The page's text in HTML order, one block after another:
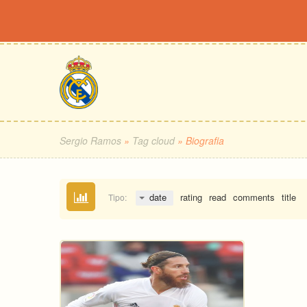
Sergio Ramos » Tag cloud » Biografia
Tipo: date rating read comments title